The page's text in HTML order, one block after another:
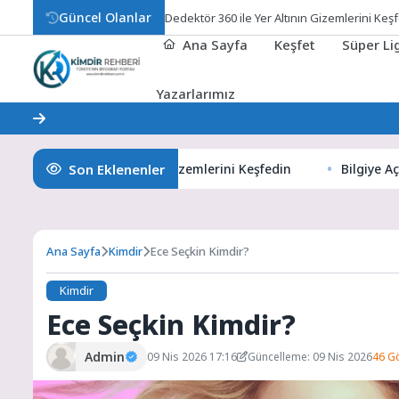
Güncel Olanlar Bi
Ana Sayfa Keşfet Süper
Yazarlarımız
Son Eklenenler
ile Yer Altının Gizemlerini Keşfedin Bilgiye Açılan
Ana Sayfa Kimdir Ece Seçkin Kimdir?
Kimdir
Ece Seçkin Kimdir?
Admin 09 Nis 2026 17:16 Güncelleme: 09 Nis 202646